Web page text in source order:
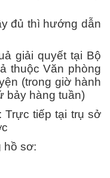
đủ thì hướng dẫn
giải quyết tại Bộ
thuộc Văn phòng
(trong giờ hành
bảy hàng tuần)
tiếp tại trụ sở
hồ sơ: